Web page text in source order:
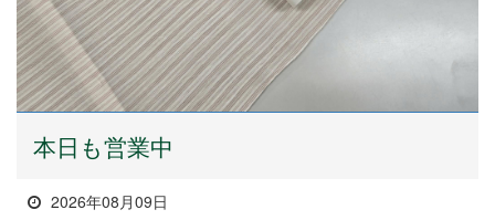
本日も営業中
2026年08月09日